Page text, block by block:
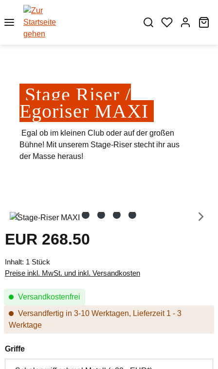
Zum Hauptinhalt springen
Stage Riser /
Egoriser MAXI
Egal ob im kleinen Club oder auf der großen
Bühne! Mit unserem Stage-Riser stecht ihr aus
der Masse heraus!
Bildergalerie überspringen
Regulärer Preis:
EUR 268.50
Inhalt: 1 Stück
Preise inkl. MwSt. und inkl. Versandkosten
Versandkostenfrei
Versandfertig in 3-10 Werktagen, Lieferzeit 1 - 3
Werktage
Griffeauswählen